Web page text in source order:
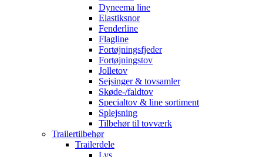
Dyneema line
Elastiksnor
Fenderline
Flagline
Fortøjningsfjeder
Fortøjningstov
Jolletov
Sejsinger & tovsamler
Skøde-/faldtov
Specialtov & line sortiment
Splejsning
Tilbehør til tovværk
Trailertilbehør
Trailerdele